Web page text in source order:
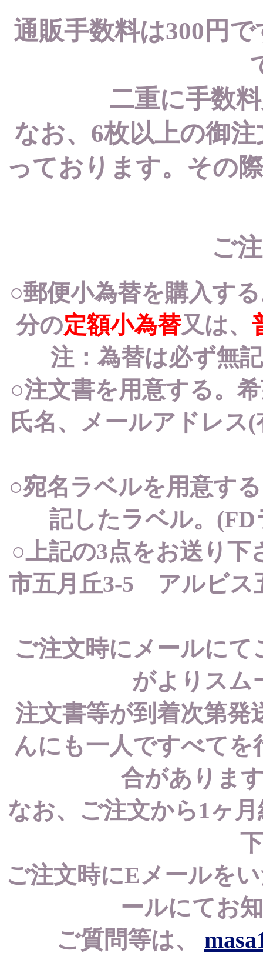
通販手数料は300円
二重に手数
なお、6枚以上の御
っております。その
ご
○郵便小為替を購入す
分の定額小為替又は、
注：為替は必ず無
○注文書を用意する。
氏名、メールアドレス
○宛名ラベルを用意す
記したラベル。
○上記の3点をお送り下
市五月丘3-5 アルビ
ご注文時にメールに
がよりスム
注文書等が到着次第発
んにも一人ですべて
合がありま
なお、ご注文から1ヶ
ご注文時にEメールを
ールにてお
ご質問等は、